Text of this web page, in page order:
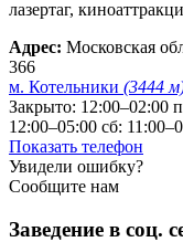
лазертаг,
Адрес: Московская
366
м. Котельники (3444
Закрыто: 12:00–02:00
12:00–05:00 сб:
Показать телефон
Увидели ошибку?
Сообщите нам
Заведение в соц.